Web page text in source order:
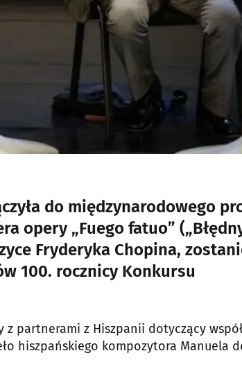
do międzynarodowego
opery „Fuego fatuo”
Fryderyka Chopina,
100. rocznicy Konkursu
partnerami z Hiszpanii dotyczący
hiszpańskiego kompozytora Manuela